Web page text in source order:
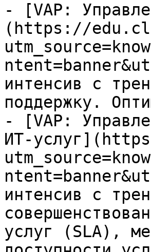
- [VAP:
(https://
интенсив с
поддержку.
- [VAP:
ИТ-
интенсив с
услуг (SLA),